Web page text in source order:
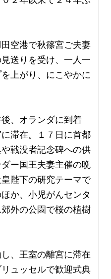
空港で秋篠宮ご夫妻
送りを受け、一人一
上がり、にこやかに
、オランダに到着
滞在。１７日に首都
戦没者記念碑への供
ー国王夫妻主催の晩
陛下の研究テーマで
か、小児がんセンタ
外の公園で桜の植樹
、王室の離宮に滞在
ュッセルで歓迎式典